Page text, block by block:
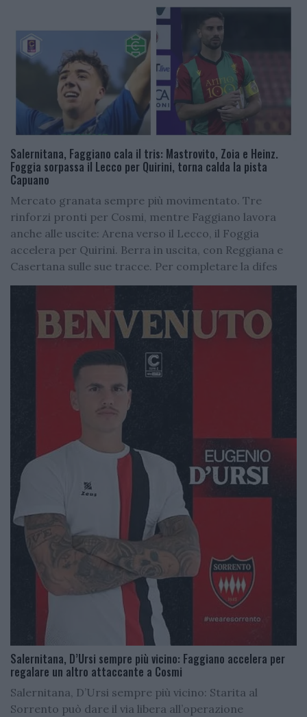
Salernitana, Faggiano cala il tris: Mastrovito, Zoia e Heinz.
Foggia sorpassa il Lecco per Quirini, torna calda la pista
Capuano
Mercato granata sempre più movimentato. Tre
rinforzi pronti per Cosmi, mentre Faggiano lavora
anche alle uscite: Arena verso il Lecco, il Foggia
accelera per Quirini. Berra in uscita, con Reggiana e
Casertana sulle sue tracce. Per completare la difes
Salernitana, D’Ursi sempre più vicino: Faggiano accelera per
regalare un altro attaccante a Cosmi
Salernitana, D’Ursi sempre più vicino: Starita al
Sorrento può dare il via libera all’operazione